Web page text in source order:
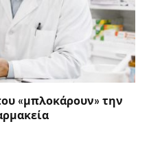
«μπλοκάρουν» την